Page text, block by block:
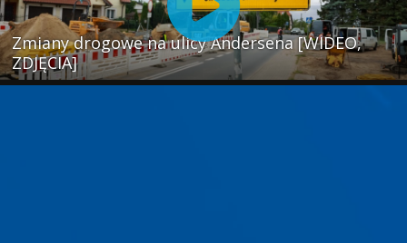
Zmiany drogowe na ulicy Andersena [WIDEO,
ZDJĘCIA]